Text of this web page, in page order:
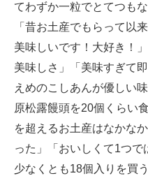
てわずか一粒でとてつも
「昔お土産でもらって以
美味しいです！大好き！
美味しさ」「美味すぎて
えめのこしあんが優しい
原松露饅頭を20個くらい
を超えるお土産はなかな
った」「おいしくて1つ
少なくとも18個入りを買